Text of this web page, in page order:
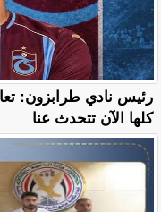
رئيس نادي طرابزون:
كلها الآن تتحدث عنا